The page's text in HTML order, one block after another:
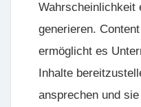
Wahrscheinlichkeit
generieren.
ermöglicht es
Inhalte
ansprechen und